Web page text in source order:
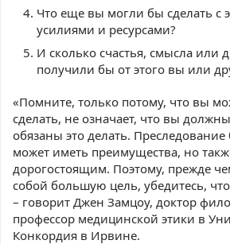
Что еще вы могли бы сделать с
усилиями и ресурсами?
И сколько счастья, смысла или
получили бы от этого вы или
«Помните, только потому, что вы
сделать, не означает, что вы
обязаны это делать.
может иметь преимущества, но
дорогостоящим. Поэтому, прежде
собой большую цель, убедитесь, что
– говорит Джен Замцоу, доктор
профессор медицинской этики в
Конкордия в Ирвине.